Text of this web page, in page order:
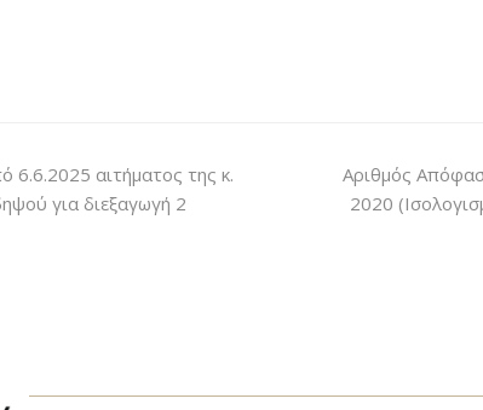
αιτήματος της κ.
για διεξαγωγή 2
Αριθμός
2020